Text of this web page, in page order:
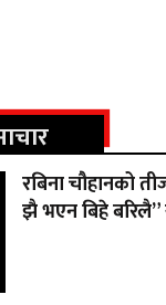
रबिना चौहानको
झै भएन बिहे बरिलै”